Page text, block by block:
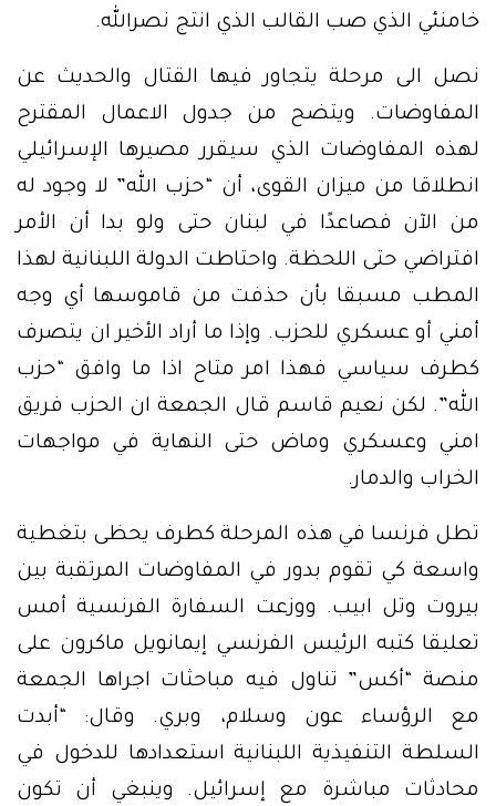
خامنئي الذي صب القالب الذي انتج نصرالله.
نصل الى مرحلة يتجاور فيها القتال والحديث عن
المفاوضات. ويتضح من جدول الاعمال المقترح
لهذه المفاوضات الذي سيقرر مصيرها الإسرائيلي
انطلاقا من ميزان القوى، أن “حزب الله” لا وجود له
من الآن فصاعدًا في لبنان حتى ولو بدا أن الأمر
افتراضي حتى اللحظة. واحتاطت الدولة اللبنانية لهذا
المطب مسبقا بأن حذفت من قاموسها أي وجه
أمني أو عسكري للحزب. وإذا ما أراد الأخير ان يتصرف
كطرف سياسي فهذا امر متاح اذا ما وافق “حزب
الله”. لكن نعيم قاسم قال الجمعة ان الحزب فريق
امني وعسكري وماض حتى النهاية في مواجهات
الخراب والدمار.
تطل فرنسا في هذه المرحلة كطرف يحظى بتغطية
واسعة كي تقوم بدور في المفاوضات المرتقبة بين
بيروت وتل ابيب. ووزعت السفارة الفرنسية أمس
تعليقا كتبه الرئيس الفرنسي إيمانويل ماكرون على
منصة “أكس” تناول فيه مباحثات اجراها الجمعة
مع الرؤساء عون وسلام، وبري. وقال: “أبدت
السلطة التنفيذية اللبنانية استعدادها للدخول في
محادثات مباشرة مع إسرائيل. وينبغي أن تكون